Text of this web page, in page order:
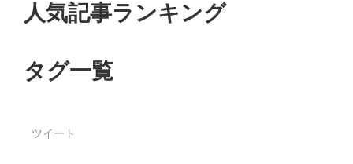
人気記事ランキング
タグ一覧
ツイート